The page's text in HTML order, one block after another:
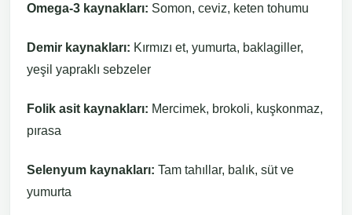
Omega-3 kaynakları: Somon, ceviz, keten tohumu
Demir kaynakları: Kırmızı et, yumurta, baklagiller,
yeşil yapraklı sebzeler
Folik asit kaynakları: Mercimek, brokoli, kuşkonmaz,
pırasa
Selenyum kaynakları: Tam tahıllar, balık, süt ve
yumurta